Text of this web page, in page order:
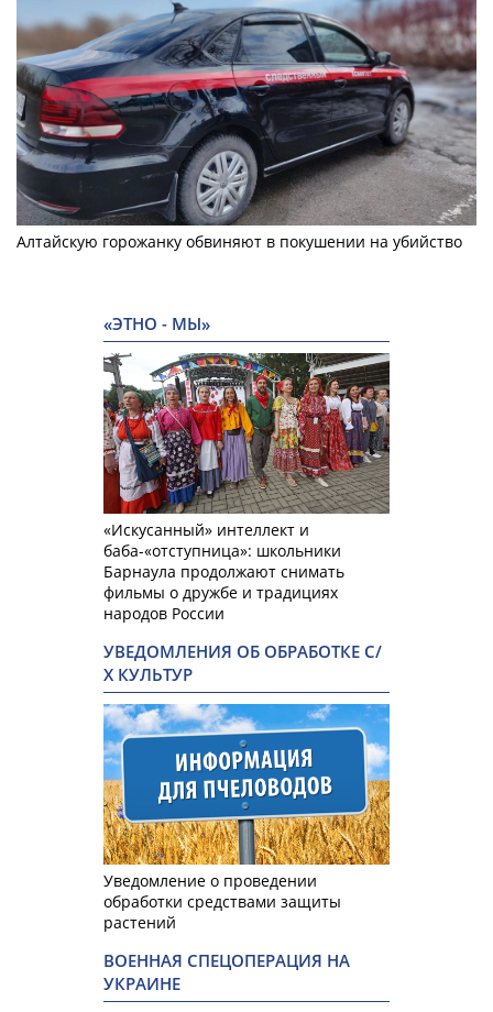
Алтайскую горожанку обвиняют в покушении на убийство
«ЭТНО - МЫ»
«Искусанный» интеллект и
баба-«отступница»: школьники
Барнаула продолжают снимать
фильмы о дружбе и традициях
народов России
УВЕДОМЛЕНИЯ ОБ ОБРАБОТКЕ С/
Х КУЛЬТУР
Уведомление о проведении
обработки средствами защиты
растений
ВОЕННАЯ СПЕЦОПЕРАЦИЯ НА
УКРАИНЕ